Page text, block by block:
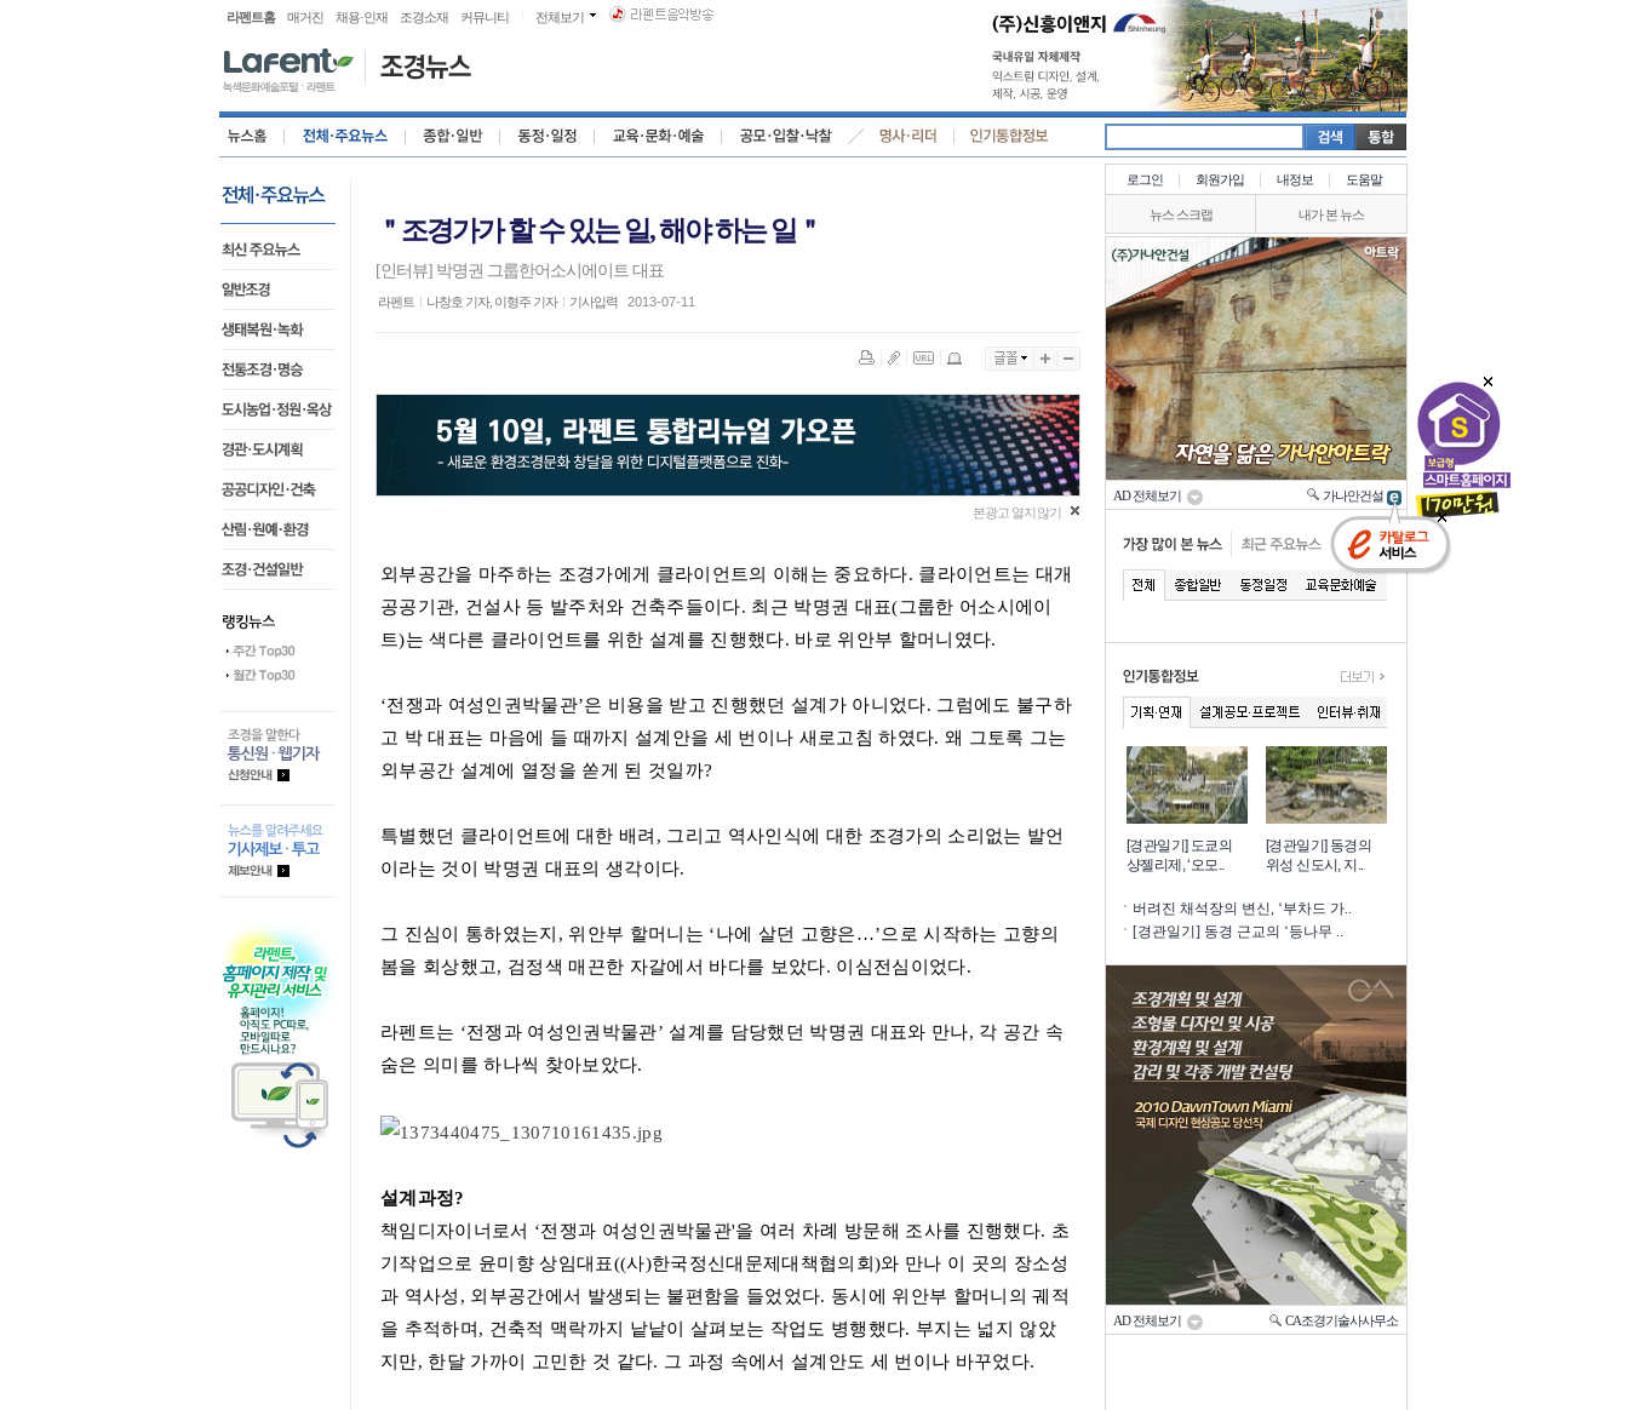
라펜트홈 매거진 채용·인재 조경소재 커뮤니티 전체보기
＂조경가가 할 수 있는 일, 해야 하는 일＂
[인터뷰] 박명권 그룹한어소시에이트 대표
라펜트 l 나창호 기자, 이형주 기자 l 기사입력 2013-07-11
본광고 열지 않기
외부공간을 마주하는 조경가에게 클라이언트의 이해는 중요하다. 클라이언트는 대개
공공기관, 건설사 등 발주처와 건축주들이다. 최근 박명권 대표(그룹한 어소시에이
트)는 색다른 클라이언트를 위한 설계를 진행했다. 바로 위안부 할머니였다.
‘전쟁과 여성인권박물관’은 비용을 받고 진행했던 설계가 아니었다. 그럼에도 불구하
고 박 대표는 마음에 들 때까지 설계안을 세 번이나 새로고침 하였다.왜 그토록 그는
외부공간 설계에 열정을 쏟게 된 것일까?
특별했던 클라이언트에 대한 배려 , 그리고 역사인식에 대한 조경가의 소리없는 발언
이라는 것이 박명권 대표의 생각이다.
그 진심이 통하였는지, 위안부 할머니는 ‘나에 살던 고향은…’으로 시작하는 고향의
봄을 회상했고, 검정색 매끈한 자갈에서 바다를 보았다. 이심전심이었다.
라펜트는 ‘전쟁과 여성인권박물관’ 설계를 담당했던 박명권 대표와 만나, 각 공간 속
숨은 의미를 하나씩 찾아보았다.
설계과정?
책임디자이너로서 ‘전쟁과 여성인권박물관'을 여러 차례 방문해 조사를 진행했다. 초
기작업으로 윤미향 상임대표((사)한국정신대문제대책협의회)와 만나 이 곳의 장소성
과 역사성 , 외부공간에서 발생되는 불편함을 들었었다. 동시에 위안부 할머니의 궤적
을 추적하며, 건축적 맥락까지 낱낱이 살펴보는 작업도 병행했다. 부지는 넓지 않았
지만, 한달 가까이 고민한 것 같다. 그 과정 속에서 설계안도 세 번이나 바꾸었다.
로그인 회원가입 내정보 도움말
뉴스 스크랩 내가 본 뉴스
AD 전체보기 가나안건설
[경관일기] 도쿄의
샹젤리제, ‘오모..
[경관일기] 동경의
위성 신도시, 지..
버려진 채석장의 변신, ‘부차드 가..
[경관일기] 동경 근교의 ‘등나무 ..
AD 전체보기 CA조경기술사사무소